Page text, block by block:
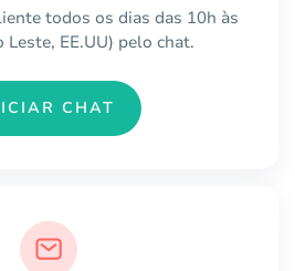
todos os dias das 10h às
Leste, EE.UU) pelo chat.
CHAT